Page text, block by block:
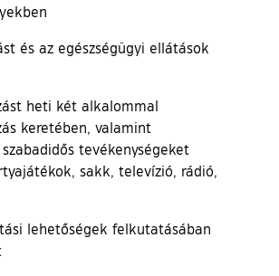
és az egészségügyi ellátások
heti két alkalommal
keretében, valamint
tevékenységeket
sakk, televízió, rádió,
lehetőségek felkutatásában